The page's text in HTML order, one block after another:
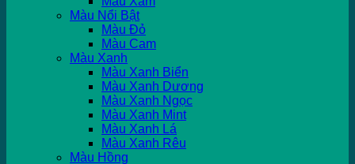
Màu Nổi Bật
Màu Đỏ
Màu Cam
Màu Xanh
Màu Xanh Biển
Màu Xanh Dương
Màu Xanh Ngọc
Màu Xanh Mint
Màu Xanh Lá
Màu Xanh Rêu
Màu Hồng